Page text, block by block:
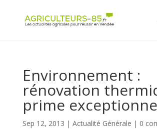
Environnement :
rénovation
prime
Sep 12, 2013 | Actualité Générale | 0